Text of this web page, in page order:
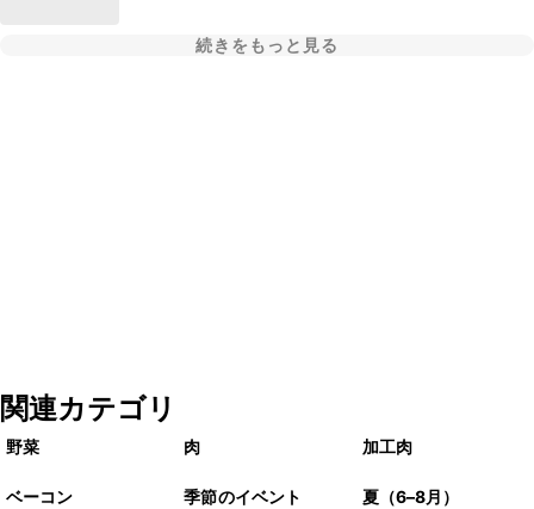
続きをもっと見る
関連カテゴリ
野菜 肉 加工肉
ベーコン 季節のイベント
夏（6–8月）